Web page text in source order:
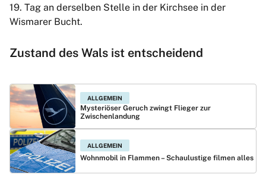
19. Tag an derselben Stelle in der Kirchsee in der
Wismarer Bucht.
Zustand des Wals ist entscheidend
ALLGEMEIN
Mysteriöser Geruch zwingt Flieger zur
Zwischenlandung
ALLGEMEIN
Wohnmobil in Flammen – Schaulustige filmen alles